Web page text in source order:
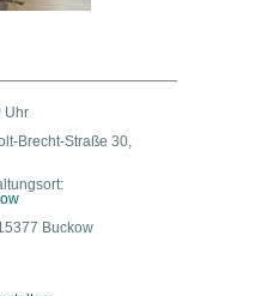
Uhr
Brecht-Straße 30,
Buckow